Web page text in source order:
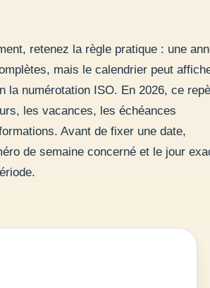
retenez la règle pratique : une
mais le calendrier peut
la numérotation ISO. En 2026, ce
les vacances, les échéances
Avant de fixer une date,
de semaine concerné et le jour